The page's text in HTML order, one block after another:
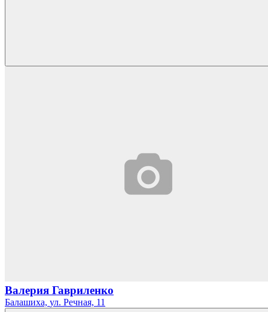
Валерия Гавриленко
Балашиха, ул. Речная, 11